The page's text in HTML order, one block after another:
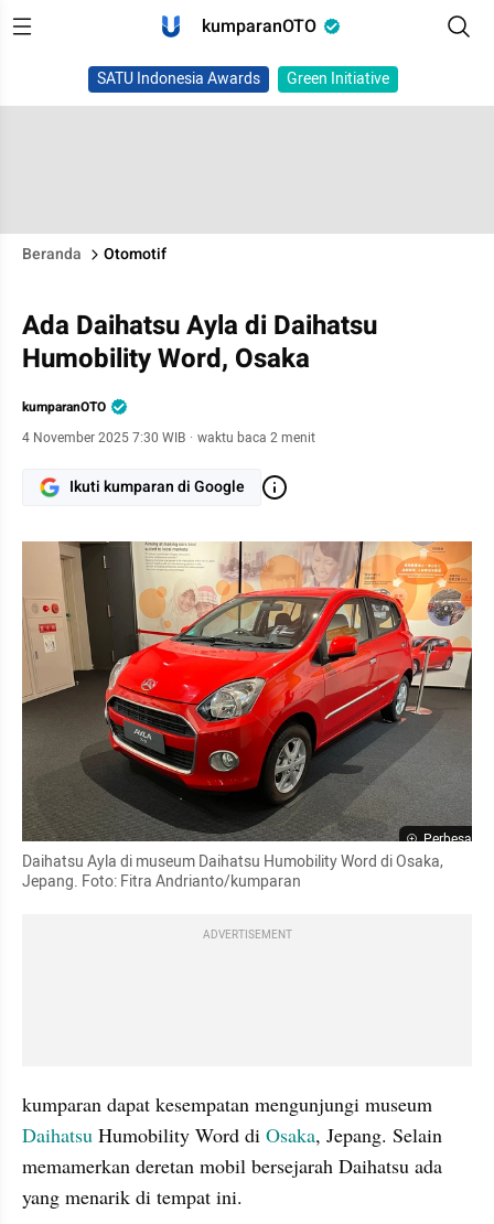
kumparanOTO
SATU Indonesia Awards Green Initiative
Beranda Otomotif
Ada Daihatsu Ayla di Daihatsu
Humobility Word, Osaka
kumparanOTO
4 November 2025 7:30 WIB · waktu baca 2 menit
Ikuti kumparan di Google
Perbesar
Daihatsu Ayla di museum Daihatsu Humobility Word di Osaka,
Jepang. Foto: Fitra Andrianto/kumparan
ADVERTISEMENT
Daihatsu Humobility Word di Osaka, Jepang. Selain
memamerkan deretan mobil bersejarah Daihatsu ada
yang menarik di tempat ini.